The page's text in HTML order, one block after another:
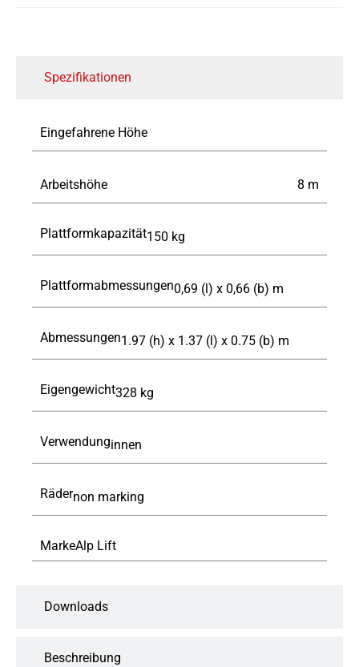
Spezifikationen
Downloads
Beschreibung
Eingefahrene Höhe
Arbeitshöhe 8 m
Plattformkapazität150 kg
Plattformabmessungen0,69 (l) x 0,66 (b) m
Abmessungen1.97 (h) x 1.37 (l) x 0.75 (b) m
Eigengewicht328 kg
Verwendunginnen
Rädernon marking
MarkeAlp Lift